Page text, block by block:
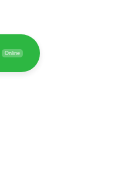
Online